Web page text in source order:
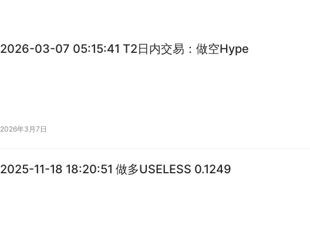
2026-03-07 05:15:41 T2日内交易：做空Hype
2026年3月7日
2025-11-18 18:20:51 做多USELESS 0.1249